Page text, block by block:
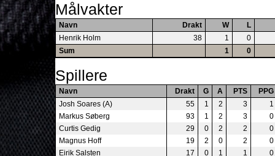
Målvakter
Navn Drakt W
L
Henrik Holm
38 1
0
Sum
1 0
Spillere
Navn Drakt G A PTS
PPG
Josh Soares (A)
55 1 2 3
1
Markus Søberg
93 1 2 3
0
Curtis Gedig
29 0 2 2
0
Magnus Hoff
19 2 0 2
0
Eirik Salsten
17 0 1 1
0